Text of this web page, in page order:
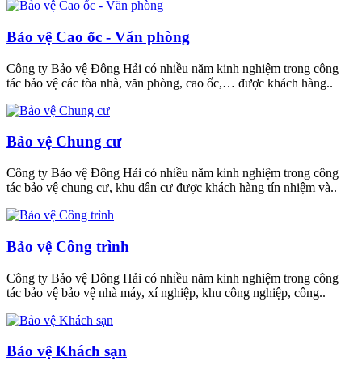
Bảo vệ Cao ốc - Văn phòng
Công ty Bảo vệ Đông Hải có nhiều năm kinh nghiệm trong công
tác bảo vệ các tòa nhà, văn phòng, cao ốc,… được khách hàng..
Bảo vệ Chung cư
Công ty Bảo vệ Đông Hải có nhiều năm kinh nghiệm trong công
tác bảo vệ chung cư, khu dân cư được khách hàng tín nhiệm và..
Bảo vệ Công trình
Công ty Bảo vệ Đông Hải có nhiều năm kinh nghiệm trong công
tác bảo vệ bảo vệ nhà máy, xí nghiệp, khu công nghiệp, công..
Bảo vệ Khách sạn